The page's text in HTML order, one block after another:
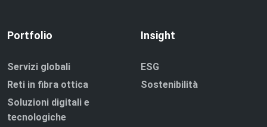
Portfolio
Servizi globali
Reti in fibra ottica
Soluzioni digitali e
tecnologiche
Insight
ESG
Sostenibilità